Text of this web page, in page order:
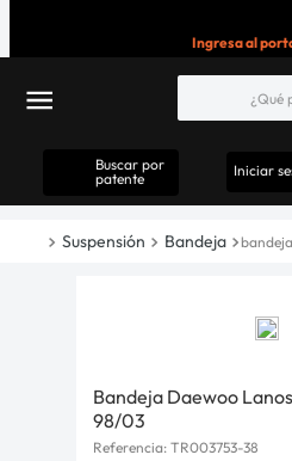
Ingresa al
Buscar por
patente
Suspensión Bandeja
Bandeja Daewoo
98/03
Referencia: TR003753-38